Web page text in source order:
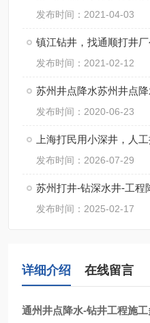
发布时间：2021-04-03
镇江钻井，找通顺打井
发布时间：2021-02-12
发布时间：2020-06-23
上海打民用小深井，人
发布时间：2026-07-29
苏州打井-钻深水井-工程
发布时间：2025-02-17
详细介绍 在线留言
通州井点降水-钻井工程施